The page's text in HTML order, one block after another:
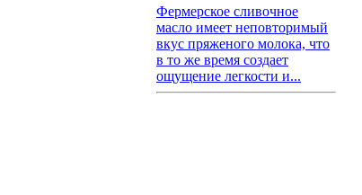
Фермерское сливочное
масло имеет неповторимый
вкус пряженого молока, что
в то же время создает
ощущение легкости и...